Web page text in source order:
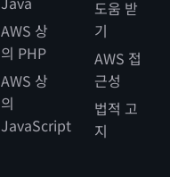
AWS 상
의 PHP
AWS 상
의
JavaScript
도움 받
기
AWS 접
근성
법적 고
지